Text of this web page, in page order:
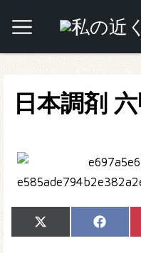
日本調剤
Share
on
X
(Twitter)
Share
on